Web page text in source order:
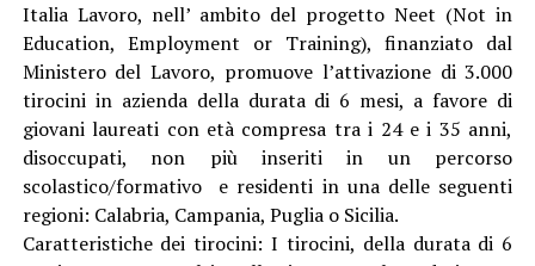
Italia Lavoro, nell’ ambito del progetto Neet (Not in
Education, Employment or Training), finanziato dal
Ministero del Lavoro, promuove l’attivazione di 3.000
tirocini in azienda della durata di 6 mesi, a favore di
giovani laureati con età compresa tra i 24 e i 35 anni,
disoccupati, non più inseriti in un percorso
scolastico/formativo e residenti in una delle seguenti
regioni: Calabria, Campania, Puglia o Sicilia.
Caratteristiche dei tirocini: I tirocini, della durata di 6